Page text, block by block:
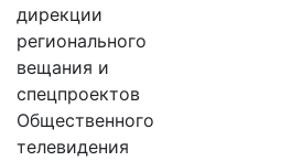
дирекции
регионального
вещания и
спецпроектов
Общественного
телевидения